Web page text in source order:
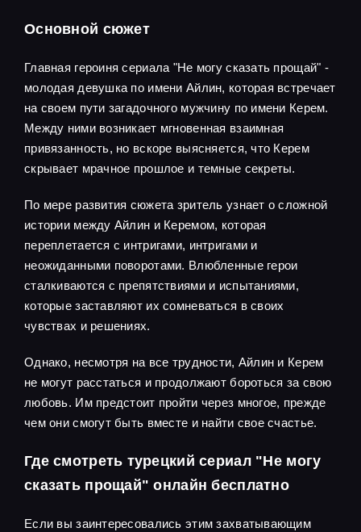
Основной сюжет
Главная героиня сериала "Не могу сказать прощай" -
молодая девушка по имени Айлин, которая встречает
на своем пути загадочного мужчину по имени Керем.
Между ними возникает мгновенная взаимная
привязанность, но вскоре выясняется, что Керем
скрывает мрачное прошлое и темные секреты.
По мере развития сюжета зритель узнает о сложной
истории между Айлин и Керемом, которая
переплетается с интригами, интригами и
неожиданными поворотами. Влюбленные герои
сталкиваются с препятствиями и испытаниями,
которые заставляют их сомневаться в своих
чувствах и решениях.
Однако, несмотря на все трудности, Айлин и Керем
не могут расстаться и продолжают бороться за свою
любовь. Им предстоит пройти через многое, прежде
чем они смогут быть вместе и найти свое счастье.
Где смотреть турецкий сериал "Не могу
сказать прощай" онлайн бесплатно
Если вы заинтересовались этим захватывающим